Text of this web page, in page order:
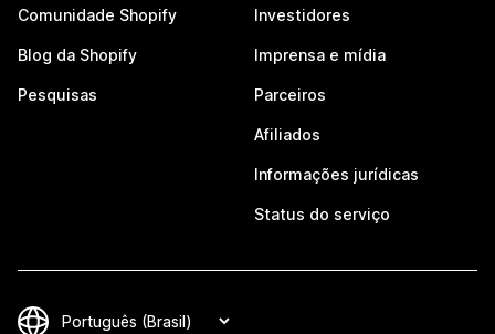
Comunidade Shopify
Blog da Shopify
Pesquisas
Investidores
Imprensa e mídia
Parceiros
Afiliados
Informações jurídicas
Status do serviço